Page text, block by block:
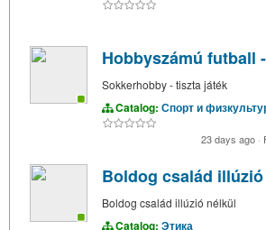
Hobbyszámú futball
Sokkerhobby - tiszta játék
Catalog: Спорт и
23 days ago ·
Boldog család
Boldog család illúzió nélkül
Catalog: Этика